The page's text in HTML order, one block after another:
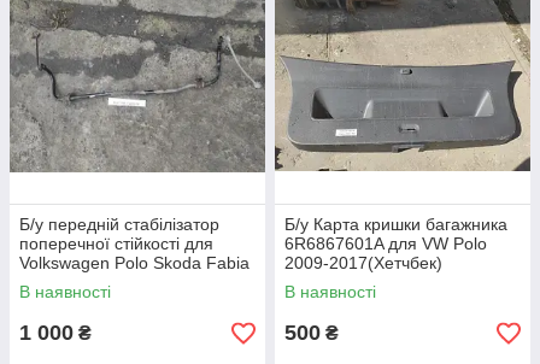
Б/у передній стабілізатор
поперечної стійкості для
Volkswagen Polo Skoda Fabia
III 2009-
В наявності
1 000 ₴
Б/у Карта кришки багажника
6R6867601A для VW Polo
2009-2017(Хетчбек)
В наявності
500 ₴